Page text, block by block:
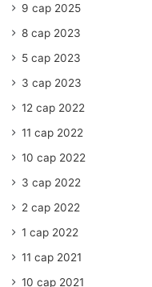
9 сар 2025
8 сар 2023
5 сар 2023
3 сар 2023
12 сар 2022
11 сар 2022
10 сар 2022
3 сар 2022
2 сар 2022
1 сар 2022
11 сар 2021
10 сар 2021